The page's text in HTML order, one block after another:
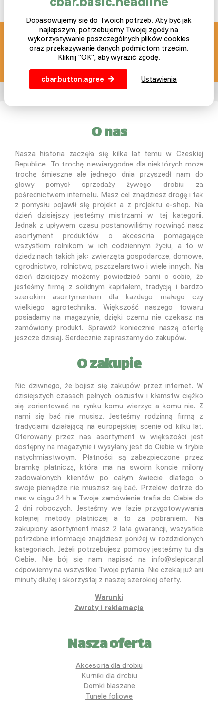
SLEPICAR blog z pasją
info@slepicar.pl
O nas
Nasza historia zaczęła się kilka lat temu w Czeskiej
Republice. To trochę niewiarygodne dla niektórych może
trochę śmieszne ale jednego dnia przyszedł nam do
głowy pomysł sprzedaży żywego drobiu za
pośrednictwem internetu. Masz cel znajdziesz drogę i tak
z pomysłu pojawił się projekt a z projektu e-shop. Na
dzień dzisiejszy jesteśmy mistrzami w tej kategorii.
Jednak z upływem czasu postanowiliśmy rozwinąć nasz
asortyment produktów o akcesoria pomagające
wszystkim rolnikom w ich codziennym życiu, a to w
dziedzinach takich jak: zwierzęta gospodarcze, domowe,
ogrodnictwo, rolnictwo, pszczelarstwo i wiele innych. Na
dzień dzisiejszy możemy powiedzieć sami o sobie, że
jesteśmy firmą z solidnym kapitałem, tradycją i bardzo
szerokim asortymentem dla każdego małego czy
wielkiego agrotechnika. Większość naszego towaru
posiadamy na magazynie, dzięki czemu nie czekasz na
zamówiony produkt. Sprawdź koniecznie naszą ofertę
jeszcze dzisiaj. Serdecznie zapraszamy do zakupów.
O zakupie
Nic dziwnego, że bojisz się zakupów przez internet. W
dzisiejszych czasach pełnych oszustw i kłamstw ciężko
się zorientować na rynku komu wierzyc a komu nie. Z
nami się bać nie musisz. Jesteśmy rodzinną firmą z
tradycjami działającą na europejskiej scenie od kilku lat.
Oferowany przez nas asortyment w większości jest
dostępny na magazynie i wysyłany jest do Ciebie w trybie
natychmiastwoym. Płatności są zabezpieczone przez
bramkę płatniczą, która ma na swoim koncie milony
zadowalonych klientów po całym świecie, dlatego o
swoje pieniądze nie muszisz się bać. Przelew dotrze do
nas w ciągu 24 h a Twoje zamówienie trafia do Ciebie do
2 dni roboczych. Jesteśmy we fazie przygotowywania
kolejnej metody płatniczej a to za pobraniem. Na
zakupiony asortyment masz 2 lata gwarancji, wszystkie
potrzebne informacje znajdziesz poniżej w rozdzielonych
kategoriach. Jeżeli potrzebujesz pomocy jesteśmy tu dla
Ciebie. Nie bój się nam napisać na info@slepicar.pl
odpowiemy na wszystkie Twoje pytania. Nie czekaj już ani
minuty dłużej i skorzystaj z naszej szerokiej oferty.
Warunki
Zwroty i reklamacje
Nasza oferta
Akcesoria dla drobiu
Kurniki dla drobiu
Domki blaszane
Tunele foliowe
Dopasowujemy się do Twoich potrzeb. Aby być jak
najlepszym, potrzebujemy Twojej zgody na
wykorzystywanie poszczególnych plików cookies
oraz przekazywanie danych podmiotom trzecim.
Kliknij "OK", aby wyrazić zgodę.
cbar.button.agree Ustawienia